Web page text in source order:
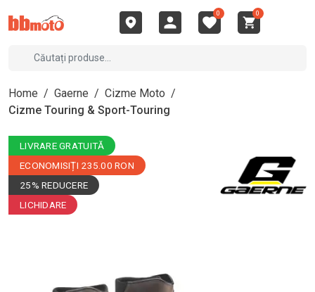
0 0
Home / Gaerne / Cizme Moto /
Cizme Touring & Sport-Touring
LIVRARE GRATUITĂ
ECONOMISIȚI 235.00 RON
25% REDUCERE
LICHIDARE